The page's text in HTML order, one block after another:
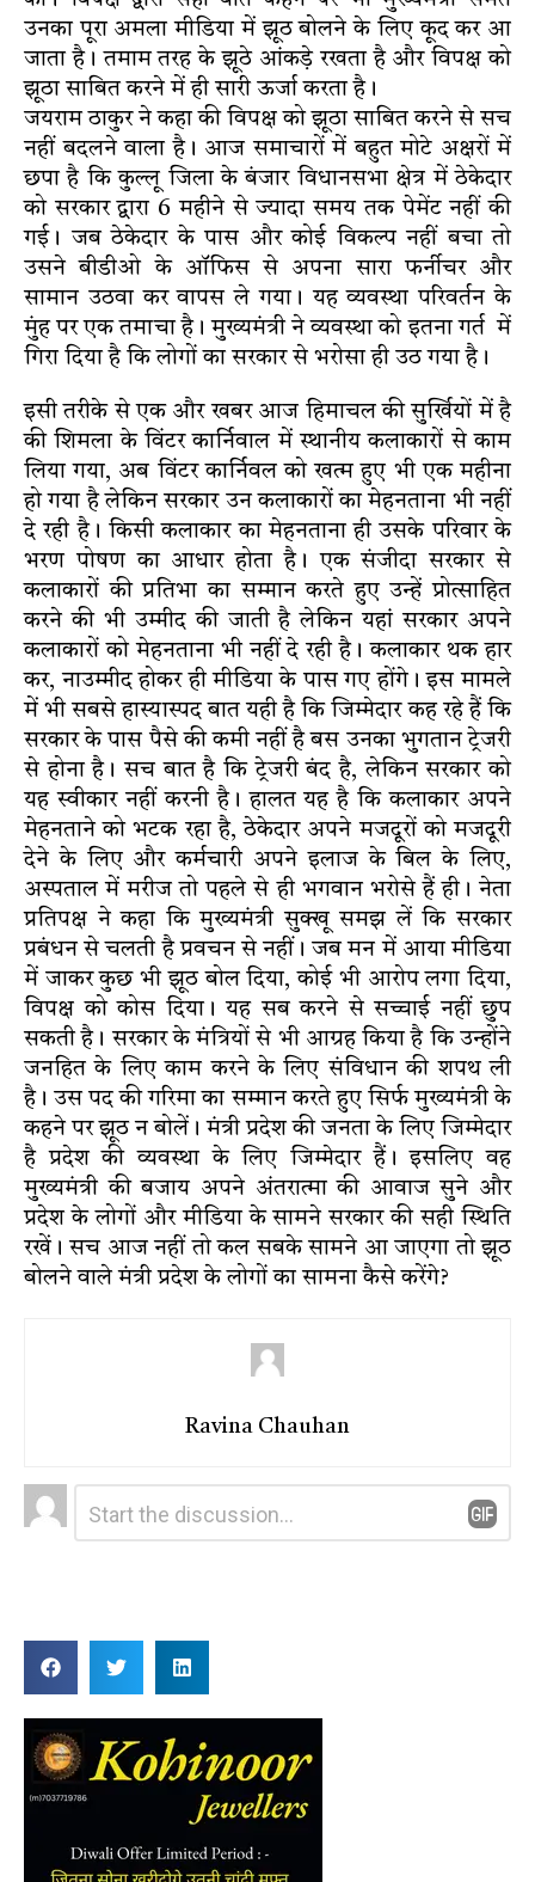
उनका पूरा अमला मीडिया में झूठ बोलने के लिए कूद कर आ
जाता है। तमाम तरह के झूठे आंकड़े रखता है और विपक्ष को
झूठा साबित करने में ही सारी ऊर्जा करता है।
जयराम ठाकुर ने कहा की विपक्ष को झूठा साबित करने से सच
नहीं बदलने वाला है। आज समाचारों में बहुत मोटे अक्षरों में
छपा है कि कुल्लू जिला के बंजार विधानसभा क्षेत्र में ठेकेदार
को सरकार द्वारा 6 महीने से ज्यादा समय तक पेमेंट नहीं की
गई। जब ठेकेदार के पास और कोई विकल्प नहीं बचा तो
उसने बीडीओ के ऑफिस से अपना सारा फर्नीचर और
सामान उठवा कर वापस ले गया। यह व्यवस्था परिवर्तन के
मुंह पर एक तमाचा है। मुख्यमंत्री ने व्यवस्था को इतना गर्त में
गिरा दिया है कि लोगों का सरकार से भरोसा ही उठ गया है।
इसी तरीके से एक और खबर आज हिमाचल की सुर्खियों में है
की शिमला के विंटर कार्निवाल में स्थानीय कलाकारों से काम
लिया गया, अब विंटर कार्निवल को खत्म हुए भी एक महीना
हो गया है लेकिन सरकार उन कलाकारों का मेहनताना भी नहीं
दे रही है। किसी कलाकार का मेहनताना ही उसके परिवार के
भरण पोषण का आधार होता है। एक संजीदा सरकार से
कलाकारों की प्रतिभा का सम्मान करते हुए उन्हें प्रोत्साहित
करने की भी उम्मीद की जाती है लेकिन यहां सरकार अपने
कलाकारों को मेहनताना भी नहीं दे रही है। कलाकार थक हार
कर, नाउम्मीद होकर ही मीडिया के पास गए होंगे। इस मामले
में भी सबसे हास्यास्पद बात यही है कि जिम्मेदार कह रहे हैं कि
सरकार के पास पैसे की कमी नहीं है बस उनका भुगतान ट्रेजरी
से होना है। सच बात है कि ट्रेजरी बंद है, लेकिन सरकार को
यह स्वीकार नहीं करनी है। हालत यह है कि कलाकार अपने
मेहनताने को भटक रहा है, ठेकेदार अपने मजदूरों को मजदूरी
देने के लिए और कर्मचारी अपने इलाज के बिल के लिए,
अस्पताल में मरीज तो पहले से ही भगवान भरोसे हैं ही। नेता
प्रतिपक्ष ने कहा कि मुख्यमंत्री सुक्खू समझ लें कि सरकार
प्रबंधन से चलती है प्रवचन से नहीं। जब मन में आया मीडिया
में जाकर कुछ भी झूठ बोल दिया, कोई भी आरोप लगा दिया,
विपक्ष को कोस दिया। यह सब करने से सच्चाई नहीं छुप
सकती है। सरकार के मंत्रियों से भी आग्रह किया है कि उन्होंने
जनहित के लिए काम करने के लिए संविधान की शपथ ली
है। उस पद की गरिमा का सम्मान करते हुए सिर्फ मुख्यमंत्री के
कहने पर झूठ न बोलें। मंत्री प्रदेश की जनता के लिए जिम्मेदार
है प्रदेश की व्यवस्था के लिए जिम्मेदार हैं। इसलिए वह
मुख्यमंत्री की बजाय अपने अंतरात्मा की आवाज सुने और
प्रदेश के लोगों और मीडिया के सामने सरकार की सही स्थिति
रखें। सच आज नहीं तो कल सबके सामने आ जाएगा तो झूठ
बोलने वाले मंत्री प्रदेश के लोगों का सामना कैसे करेंगे?
Ravina Chauhan
Leave
a
Comment